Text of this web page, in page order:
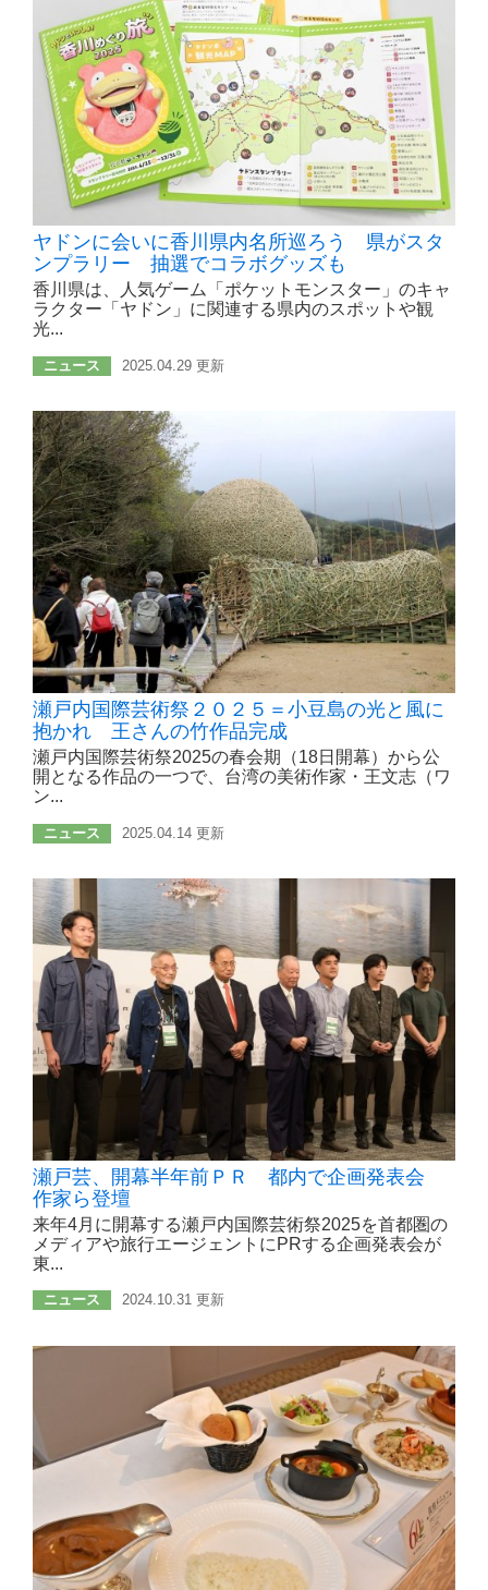
ヤドンに会いに香川県内名所巡ろう 県がスタ
ンプラリー 抽選でコラボグッズも
香川県は、人気ゲーム「ポケットモンスター」のキャ
ラクター「ヤドン」に関連する県内のスポットや観
光...
ニュース 2025.04.29 更新
瀬戸内国際芸術祭２０２５＝小豆島の光と風に
抱かれ 王さんの竹作品完成
瀬戸内国際芸術祭2025の春会期（18日開幕）から公
開となる作品の一つで、台湾の美術作家・王文志（ワ
ン...
ニュース 2025.04.14 更新
瀬戸芸、開幕半年前ＰＲ 都内で企画発表会
作家ら登壇
来年4月に開幕する瀬戸内国際芸術祭2025を首都圏の
メディアや旅行エージェントにPRする企画発表会が
東...
ニュース 2024.10.31 更新